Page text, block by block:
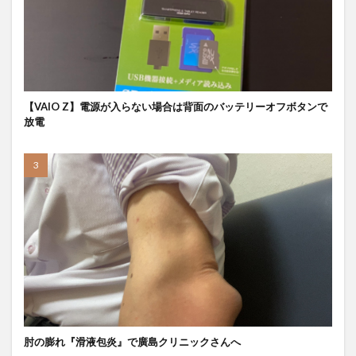
【VAIO Z】電源が入らない場合は背面のバッテリーオフボタンで
放電
肘の膨れ『滑液包炎』で廣島クリニックさんへ